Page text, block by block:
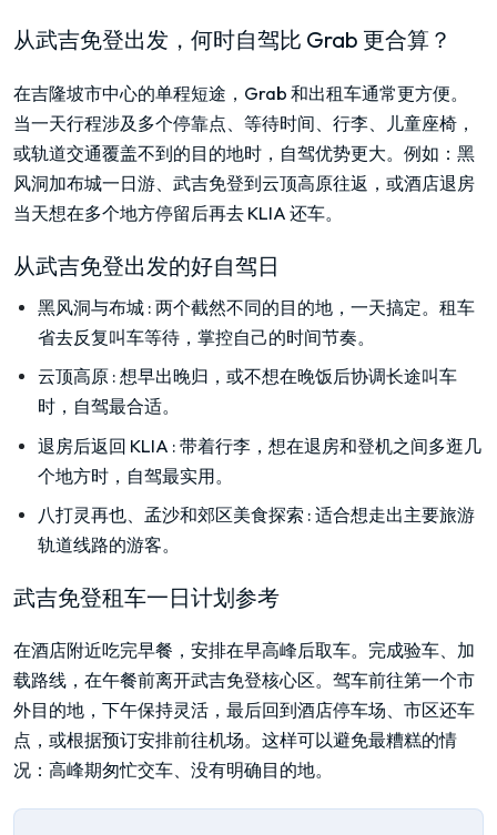
从武吉免登出发，何时自驾比 Grab 更合算？
在吉隆坡市中心的单程短途，Grab 和出租车通常更方便。
当一天行程涉及多个停靠点、等待时间、行李、儿童座椅，
或轨道交通覆盖不到的目的地时，自驾优势更大。例如：黑
风洞加布城一日游、武吉免登到云顶高原往返，或酒店退房
当天想在多个地方停留后再去 KLIA 还车。
从武吉免登出发的好自驾日
黑风洞与布城 : 两个截然不同的目的地，一天搞定。租车
省去反复叫车等待，掌控自己的时间节奏。
云顶高原 : 想早出晚归，或不想在晚饭后协调长途叫车
时，自驾最合适。
退房后返回 KLIA : 带着行李，想在退房和登机之间多逛几
个地方时，自驾最实用。
八打灵再也、孟沙和郊区美食探索 : 适合想走出主要旅游
轨道线路的游客。
武吉免登租车一日计划参考
在酒店附近吃完早餐，安排在早高峰后取车。完成验车、加
载路线，在午餐前离开武吉免登核心区。驾车前往第一个市
外目的地，下午保持灵活，最后回到酒店停车场、市区还车
点，或根据预订安排前往机场。这样可以避免最糟糕的情
况：高峰期匆忙交车、没有明确目的地。